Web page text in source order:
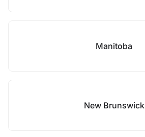
Manitoba
New Brunswick